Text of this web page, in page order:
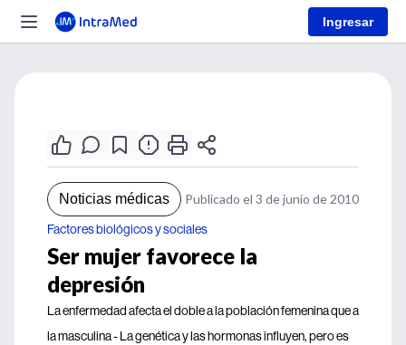
Ingresar
Noticias médicas Publicado el 3 de junio de 2010
Factores biológicos y sociales
Ser mujer favorece la
depresión
La enfermedad afecta el doble a la población femenina que a
la masculina - La genética y las hormonas influyen, pero es